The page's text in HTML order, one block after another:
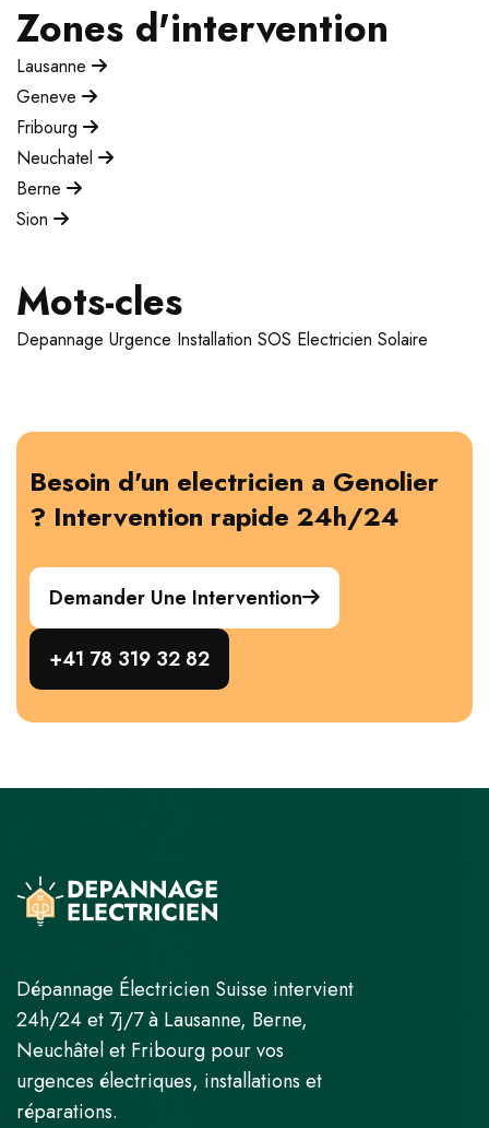
Zones d'intervention
Lausanne
Geneve
Fribourg
Neuchatel
Berne
Sion
Mots-cles
Depannage Urgence Installation SOS Electricien Solaire
Besoin d'un electricien a Genolier
? Intervention rapide 24h/24
Demander Une Intervention
+41 78 319 32 82
Dépannage Électricien Suisse intervient
24h/24 et 7j/7 à Lausanne, Berne,
Neuchâtel et Fribourg pour vos
urgences électriques, installations et
réparations.